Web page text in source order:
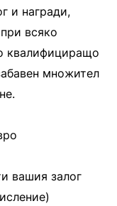
и награди,
всяко
квалифициращо
множител
вашия залог